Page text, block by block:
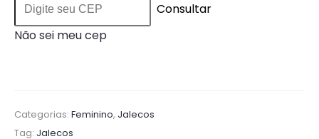
Consultar
Não sei meu cep
Categorias: Feminino, Jalecos
Tag: Jalecos